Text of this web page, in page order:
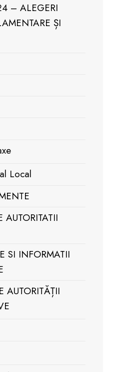
– ALEGERI
ȘI
Local
AUTORITATII
SI INFORMATII
AUTORITĂȚII